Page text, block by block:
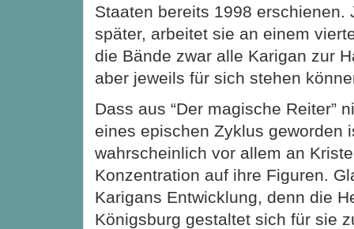
Staaten bereits 1998 erschienen.
später, arbeitet sie an einem
die Bände zwar alle Karigan zur
aber jeweils für sich stehen
Dass aus “Der magische Reiter”
eines epischen Zyklus geworden
wahrscheinlich vor allem an
Konzentration auf ihre Figuren.
Karigans Entwicklung, denn die
Königsburg gestaltet sich für sie